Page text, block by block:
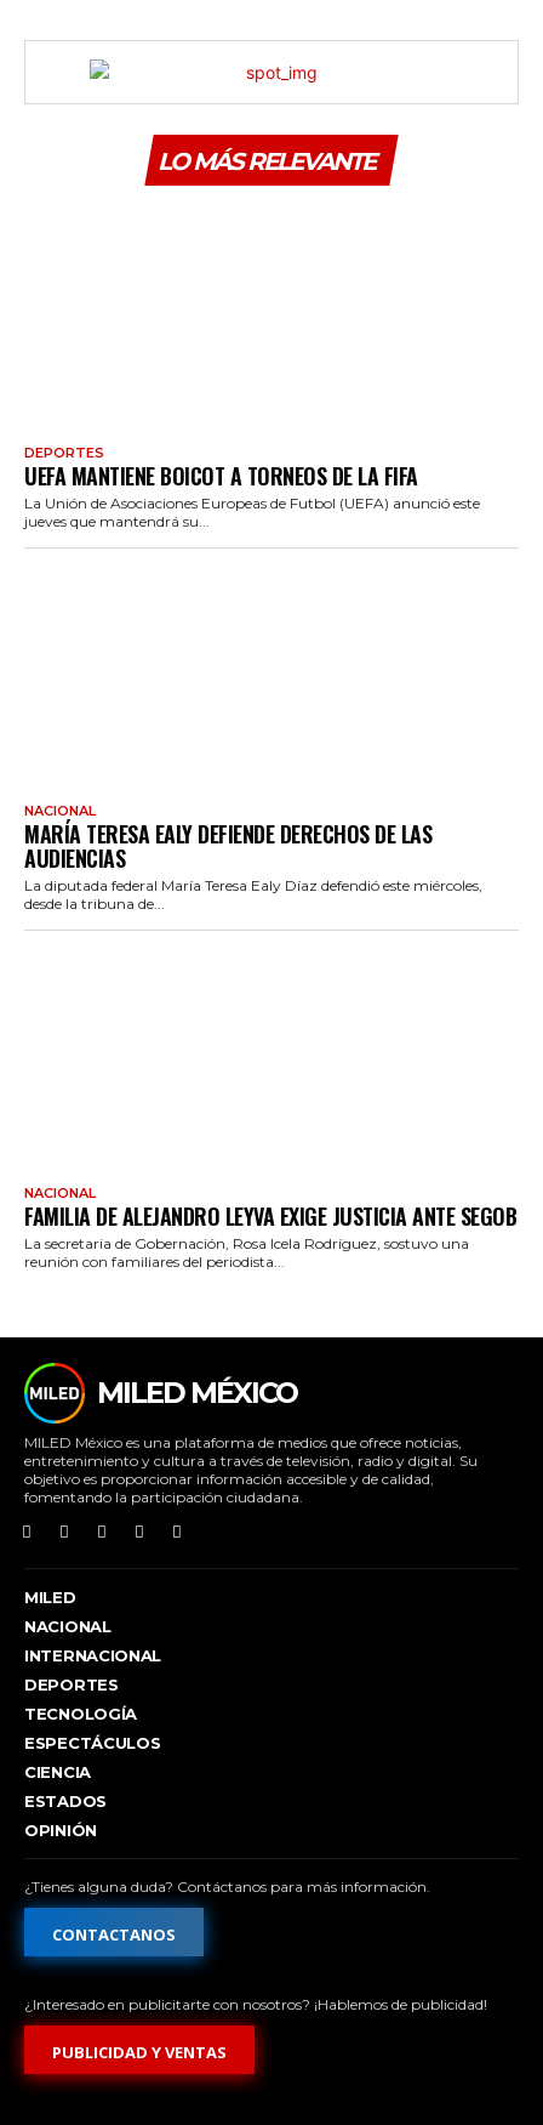
LO MÁS RELEVANTE
DEPORTES
UEFA MANTIENE BOICOT A TORNEOS DE LA FIFA
La Unión de Asociaciones Europeas de Futbol (UEFA) anunció este
jueves que mantendrá su...
NACIONAL
MARÍA TERESA EALY DEFIENDE DERECHOS DE LAS
AUDIENCIAS
La diputada federal María Teresa Ealy Díaz defendió este miércoles,
desde la tribuna de...
NACIONAL
FAMILIA DE ALEJANDRO LEYVA EXIGE JUSTICIA ANTE SEGOB
La secretaria de Gobernación, Rosa Icela Rodríguez, sostuvo una
reunión con familiares del periodista...
MILED MÉXICO
MILED México es una plataforma de medios que ofrece noticias,
entretenimiento y cultura a través de televisión, radio y digital. Su
objetivo es proporcionar información accesible y de calidad,
fomentando la participación ciudadana.
MILED
NACIONAL
INTERNACIONAL
DEPORTES
TECNOLOGÍA
ESPECTÁCULOS
CIENCIA
ESTADOS
OPINIÓN
¿Tienes alguna duda? Contáctanos para más información.
CONTACTANOS
¿Interesado en publicitarte con nosotros? ¡Hablemos de publicidad!
PUBLICIDAD Y VENTAS